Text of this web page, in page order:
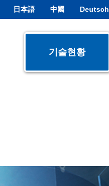
日本語 中國 Deutsch
기술현황